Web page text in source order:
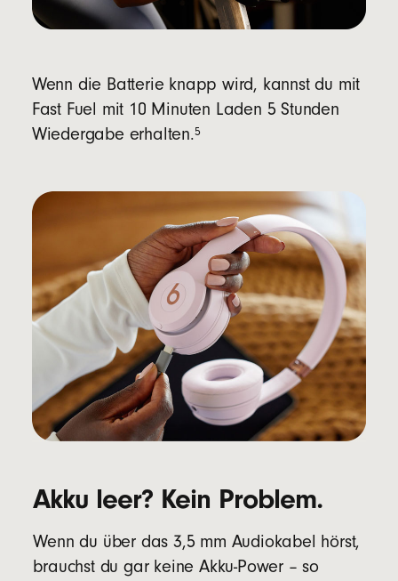
Wenn die Batterie knapp wird, kannst du mit
Fast Fuel mit 10 Minuten Laden 5 Stunden
Wiedergabe erhalten.5
Akku leer? Kein Problem.
Wenn du über das 3,5 mm Audiokabel hörst,
brauchst du gar keine Akku-Power – so